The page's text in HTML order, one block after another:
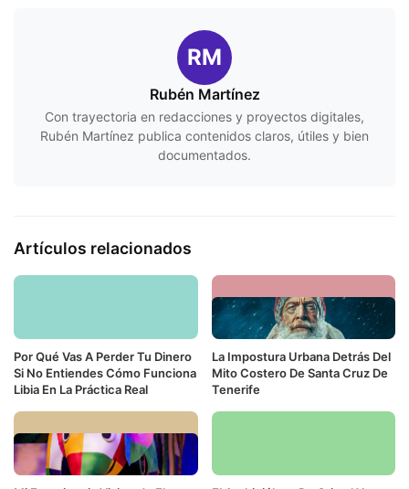
RM
Rubén Martínez
Con trayectoria en redacciones y proyectos digitales,
Rubén Martínez publica contenidos claros, útiles y bien
documentados.
Artículos relacionados
Por Qué Vas A Perder Tu Dinero
Si No Entiendes Cómo Funciona
Libia En La Práctica Real
La Impostura Urbana Detrás Del
Mito Costero De Santa Cruz De
Tenerife